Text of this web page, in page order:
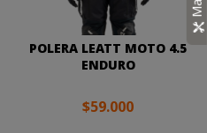
POLERA LEATT MOTO 4.5
ENDURO
$59.000